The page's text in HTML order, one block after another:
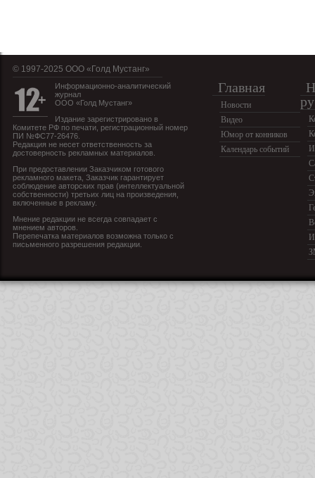
© 1997-2025 OOO «Голд Мустанг»
Информационно-аналитический
журнал
ООО «Голд Мустанг»
Издание зарегистрировано в
Комитете РФ по печати, регистрационный номер
ПИ №ФС77-26476.
Редакция не несет ответственность за
достоверность рекламных материалов.
При предоставлении Заказчиком готового
рекламного макета, Заказчик гарантирует
соблюдение авторских прав (интеллектуальной
собственности) третьих лиц на произведения,
включенные в рекламу.
Мнение редакции не всегда совпадает с
мнением авторов.
Перепечатка материалов возможна только с
письменного разрешения редакции.
Главная
Новости
Видео
Юмор от конников
Календарь событий